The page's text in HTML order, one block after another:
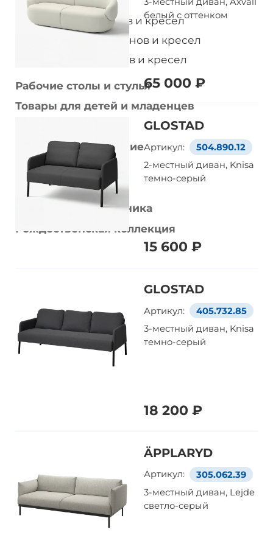
Чехлы для диванов и кресел
Подушки для диванов и кресел
Ножки для диванов и кресел
Рабочие столы и стулья
Товары для детей и младенцев
Домашнее улучшение
Украшения
Умный дом
Домашняя электроника
Рождественская коллекция
белый с оттенком
65 000 ₽
GLOSTAD
Артикул:
504.890.12
2-местный диван, Knisa
темно-серый
15 600 ₽
GLOSTAD
Артикул:
405.732.85
3-местный диван, Knisa
темно-серый
18 200 ₽
ÄPPLARYD
Артикул:
305.062.39
3-местный диван, Lejde
светло-серый